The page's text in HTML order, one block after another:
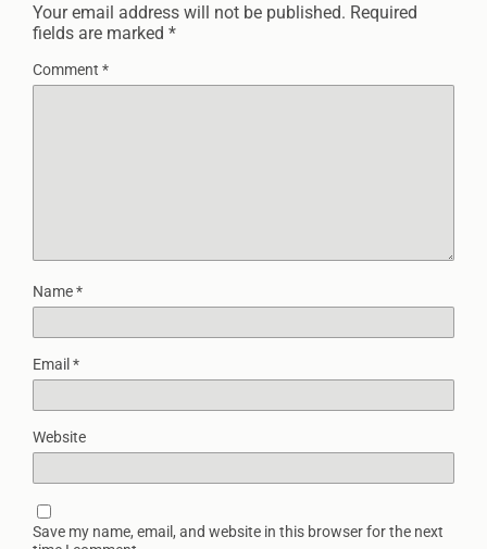
Your email address will not be published. Required
fields are marked *
Comment *
Name*
Email *
Website
Save my name, email, and website in this browser for the next